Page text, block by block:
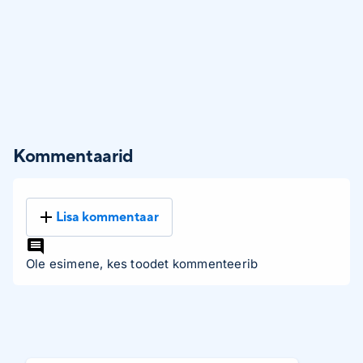
Kommentaarid
Lisa kommentaar
Ole esimene, kes toodet kommenteerib